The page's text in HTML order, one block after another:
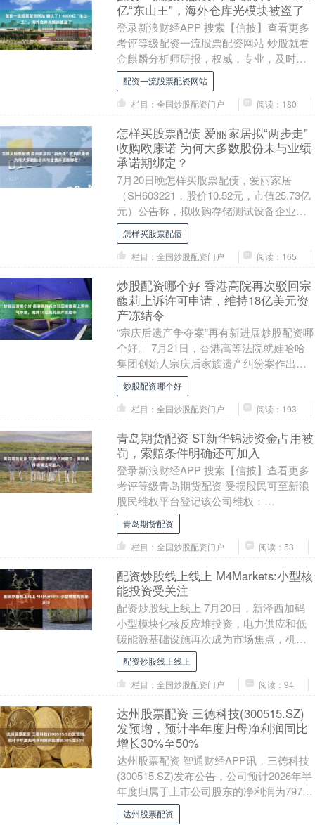
亿“东山王”，海外仓库光模块被盗了
登录新浪财经APP 搜索【信披】查看更多
考评等级配资一流股票配资网站 炒股就看
金麒麟分析师研报，权威，专业，及时，
全面，助您挖掘潜力主题机会！ 来源：上
市之家 ....
配资一流股票配资网站
栏目：全国炒股配资门户
阅读：180
怎样买股票配债 爱丽家居拟“两步走”
收购欧康诺 为何大多数股份未与业绩
承诺期绑定？
7月20日晚怎样买股票配债，爱丽家居
（SH603221，股价10.52元，市值25.73亿
元）公告称，拟收购存储测试设备企业欧
康诺不低于77.08%股权，同时控....
怎样买股票配债
栏目：全国炒股配资门户
阅读：165
炒股配资哪个好 香港高院再次驳回宗
馥莉上诉许可申请，维持18亿美元资
产冻结令
“宗庆后遗产争夺案”再有新进展炒股配资哪
个好。 7月21日，香港高等法院就娃哈哈
集团创始人宗庆后家族遗产纠纷案作出最
新裁决，驳回被告方宗馥莉及Jian Hao ....
炒股配资哪个好
栏目：全国炒股配资门户
阅读：193
青岛期货配资 ST新华锦涉资金占用被
罚，索赔条件明确还可加入
登录新浪财经APP 搜索【信披】查看更多
考评等级青岛期货配资 受损股民可至新浪
股民维权平台登记该公司维权：
http://wq.finance.sina.com.....
青岛期货配资
栏目：全国炒股配资门户
阅读：53
配资炒股线上线上 M4Markets:小型核
能投资受关注
配资炒股线上线上 7月20日，新泽西加码
小型模块化核反应堆投资，电力供应和低
碳能源基础设施再次成为市场焦点，机构
表示，稳定电源需求上升正在改变能源投
资结构。 小....
配资炒股线上线上
栏目：全国炒股配资门户
阅读：94
达州股票配资 三德科技(300515.SZ)
发预增，预计半年度归母净利润同比
增长30%至50%
达州股票配资 智通财经APP讯，三德科技
(300515.SZ)发布公告，公司预计2026年半
年度归属于上市公司股东的净利润为7976
万元至9203万元，同比增长....
达州股票配资